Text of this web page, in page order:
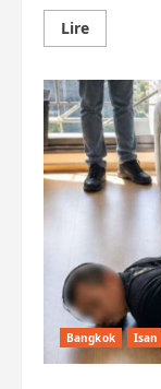
LireEn
savoir
Phang
Nga :
un
éléphant
tue
son
cornac
et
blesse
étranger
Bangkok Isan